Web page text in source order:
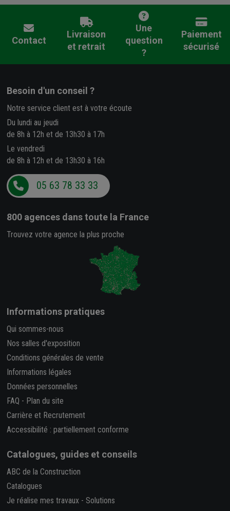
Contact
Livraison
et retrait
Une
question
?
Paiement
sécurisé
Besoin d'un conseil ?
Notre service client est à votre écoute
Du lundi au jeudi
de 8h à 12h et de 13h30 à 17h
Le vendredi
de 8h à 12h et de 13h30 à 16h
05 63 78 33 33
800 agences dans toute la France
Trouvez votre agence la plus proche
Informations pratiques
Qui sommes-nous
Nos salles d'exposition
Conditions générales de vente
Informations légales
Données personnelles
FAQ - Plan du site
Carrière et Recrutement
Accessibilité : partiellement conforme
Catalogues, guides et conseils
ABC de la Construction
Catalogues
Je réalise mes travaux - Solutions